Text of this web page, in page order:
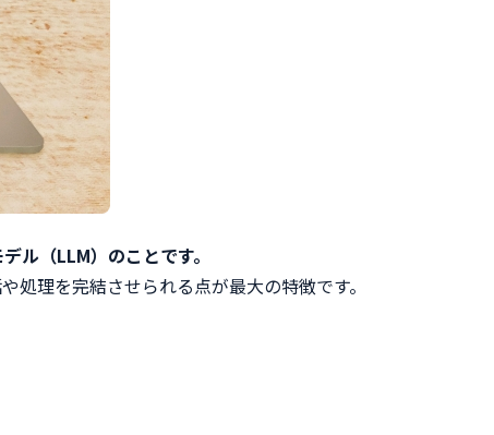
ル（LLM）のことです。
理を完結させられる点が最大の特徴です。